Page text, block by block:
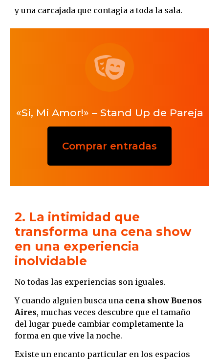
y una carcajada que contagia a toda la sala.
«Si, Mi Amor!» – Stand Up de Pareja
Comprar entradas
2. La intimidad que
transforma una cena show
en una experiencia
inolvidable
No todas las experiencias son iguales.
Y cuando alguien busca una cena show Buenos
Aires, muchas veces descubre que el tamaño
del lugar puede cambiar completamente la
forma en que vive la noche.
Existe un encanto particular en los espacios